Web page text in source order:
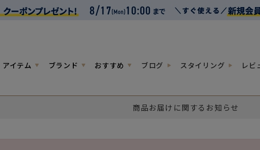
アイテム ブランド おすすめ ブログ スタイリング レビ
商品お届けに関するお知らせ